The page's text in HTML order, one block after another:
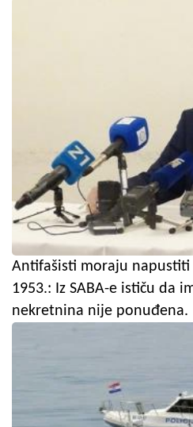
Antifašisti moraju napustiti
1953.: Iz SABA-e ističu da
nekretnina nije ponuđena.